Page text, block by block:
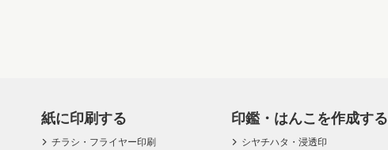
紙に印刷する
チラシ・フライヤー印刷
印鑑・はんこを作成する
シヤチハタ・浸透印